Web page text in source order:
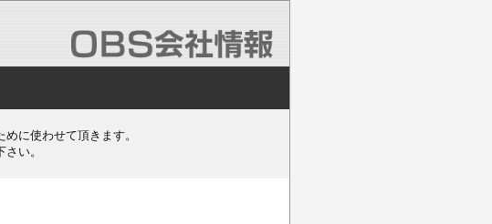
に使わせて頂きます。
い。